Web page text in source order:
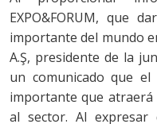
EXPO&FORUM, que
importante del mundo
A.Ş, presidente de la
un comunicado que
importante que atraerá
al sector. Al expresar